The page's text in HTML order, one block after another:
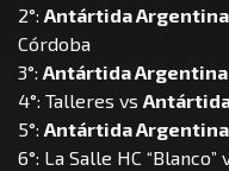
2°: Antártida Argentina
Córdoba
3°: Antártida Argentina
4°: Talleres vs
5°: Antártida Argentina
6°: La Salle HC “Blanco”